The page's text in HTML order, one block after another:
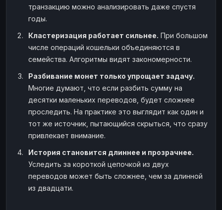
транзакцию можно анализировать даже спустя
годы.
Кластеризация работает сильнее. При большом
числе операций кошельки объединяются в
семейства. Алгоритмы видят закономерности.
Разбивание монет только упрощает задачу.
Многие думают, что если разбить сумму на
десятки маленьких переводов, будет сложнее
проследить. На практике это выглядит как один и
тот же источник, пытающийся скрыться, что сразу
привлекает внимание.
История становится длиннее и прозрачнее.
Уследить за короткой цепочкой из двух
переводов может быть сложнее, чем за длинной
из двадцати.